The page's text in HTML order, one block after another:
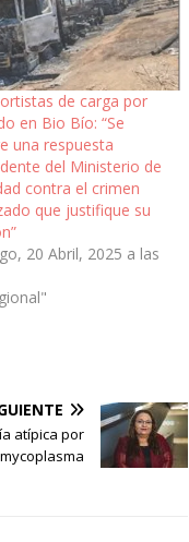
de carga por
en Bio Bío: “Se
una respuesta
del Ministerio de
contra el crimen
que justifique su
20 Abril, 2025 a las
atípica por
mycoplasma